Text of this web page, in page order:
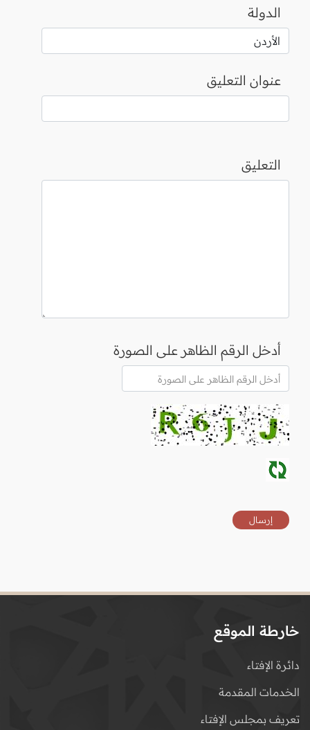
الدولة
عنوان التعليق
التعليق
أدخل الرقم الظاهر على الصورة
خارطة الموقع
دائرة الإفتاء
الخدمات المقدمة
تعريف بمجلس الإفتاء